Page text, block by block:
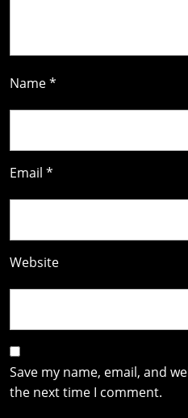
Name*
Email *
Website
Save my name, email, and
the next time I comment.